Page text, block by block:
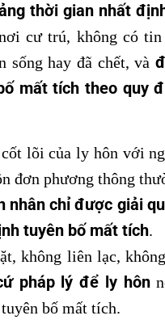
thời gian nhất
cư trú, không có
sống hay đã chết, và
mất tích theo quy
lõi của ly hôn với
đơn phương thông
nhân chỉ được giải
tuyên bố mất tích.
không liên lạc,
pháp lý để ly hôn
bố mất tích.